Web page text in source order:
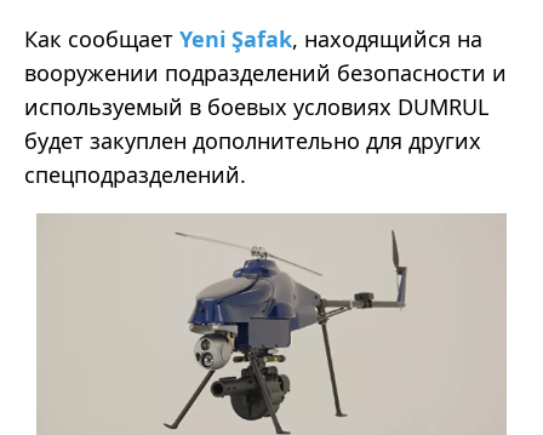
Как сообщает Yeni Şafak, находящийся на
вооружении подразделений безопасности и
используемый в боевых условиях DUMRUL
будет закуплен дополнительно для других
спецподразделений.